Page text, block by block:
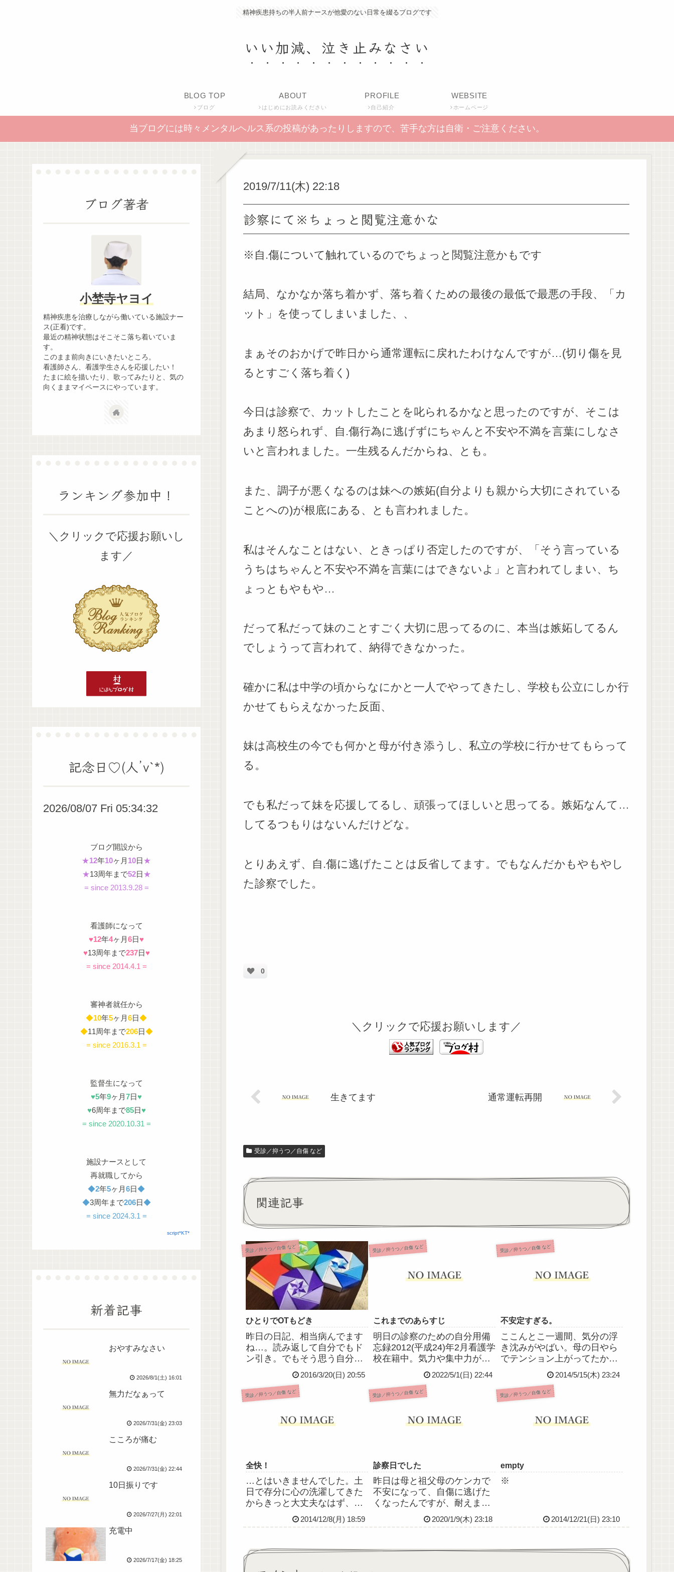
精神疾患持ちの半人前ナースが他愛のない日常を綴るブログです
いい加減、泣き止みなさい
BLOG TOP
ブログ
ABOUT
はじめにお読みください
PROFILE
自己紹介
WEBSITE
ホームページ
当ブログには時々メンタルヘルス系の投稿があったりしますので、苦手な方は自衛・ご注意ください。
2019/7/11(木) 22:18
診察にて※ちょっと閲覧注意かな
※自.傷について触れているのでちょっと閲覧注意かもです
結局、なかなか落ち着かず、落ち着くための最後の最低で最悪の手段、「カ
ット」を使ってしまいました、、
まぁそのおかげで昨日から通常運転に戻れたわけなんですが…(切り傷を見
るとすごく落ち着く)
今日は診察で、カットしたことを叱られるかなと思ったのですが、そこは
あまり怒られず、自.傷行為に逃げずにちゃんと不安や不満を言葉にしなさ
いと言われました。一生残るんだからね、とも。
また、調子が悪くなるのは妹への嫉妬(自分よりも親から大切にされている
ことへの)が根底にある、とも言われました。
私はそんなことはない、ときっぱり否定したのですが、「そう言っている
うちはちゃんと不安や不満を言葉にはできないよ」と言われてしまい、ち
ょっともやもや…
だって私だって妹のことすごく大切に思ってるのに、本当は嫉妬してるん
でしょうって言われて、納得できなかった。
確かに私は中学の頃からなにかと一人でやってきたし、学校も公立にしか行
かせてもらえなかった反面、
妹は高校生の今でも何かと母が付き添うし、私立の学校に行かせてもらって
る。
でも私だって妹を応援してるし、頑張ってほしいと思ってる。嫉妬なんて…
してるつもりはないんだけどな。
とりあえず、自.傷に逃げたことは反省してます。でもなんだかもやもやし
た診察でした。
0
＼クリックで応援お願いします／
生きてます 通常運転再開
受診／抑うつ／自傷 など
関連記事
受診／抑うつ／自傷 など
ひとりでOTもどき
昨日の日記、相当病んでます
ね…。読み返して自分でもド
ン引き。でもそう思う自分も
いるんだなってことで、消さ
ずに残しておきます。ご理解
ください。けれど、愛に飢え
ているのは、本当。寂しくて
しんどくてしんどくて仕方な
2016/3/20(日) 20:55
受診／抑うつ／自傷 など
これまでのあらすじ
明日の診察のための自分用備
忘録2012(平成24)年2月看護学
校在籍中。気力や集中力がな
くなり成績が落ち、落ち込み
や希死念慮など自覚症状を感
じはじめる。2012(平成24)年5
月自分の生きる意味を全否定
2012(平成...
2022/5/1(日) 22:44
受診／抑うつ／自傷 など
不安定すぎる。
ここんとこ一週間、気分の浮
き沈みがやばい。母の日やら
でテンション上がってたかと
思えば月曜から今日まで連日
の感情失禁。「流涙」なんて
もんじゃなくまさに「啼
泣」。乳幼児の如く泣きわめ
「待合室に聞こえるから静か
2014/5/15(木) 23:24
受診／抑うつ／自傷 など
全快！
…とはいきませんでした。土
日で存分に心の洗濯してきた
からきっと大丈夫なはず、と
出勤したのですが。朝の薬を
飲み忘れたことに気付いて動
ふたして凹み、抑うつ状態に
なってしまいました。午前は
自分を騙し騙しやりきったの
2014/12/8(月) 18:59
受診／抑うつ／自傷 など
診察日でした
昨日は母と祖父母のケンカで
不安になって、自傷に逃げた
くなったんですが、耐えまし
た。今年の目標の#1ですから
ね💦ちなみに母と祖父母はま
はまだ不穏です。今日は診察
2020/1/9(木) 23:18
受診／抑うつ／自傷 など
empty
※
2014/12/21(日) 23:10
ブログ著者
小埜寺ヤヨイ
精神疾患を治療しながら働いている施設ナー
ス(正看)です。
最近の精神状態はそこそこ落ち着いていま
す。
このまま前向きにいきたいところ。
看護師さん、看護学生さんを応援したい！
たまに絵を描いたり、歌ってみたりと、気の
向くままマイペースにやっています。
ランキング参加中！
＼クリックで応援お願いし
ます／
記念日♡(人’v`*)
2026/08/07 Fri 05:34:33
ブログ開設から
★12年10ヶ月 10日★
★13周年まで52日★
= since 2013.9.28 =
看護師になって
♥12年4ヶ月6日♥
♥13周年まで237日♥
= since 2014.4.1 =
審神者就任から
◆10年5ヶ月6日◆
◆11周年まで206日◆
= since 2016.3.1 =
監督生になって
♥5年9ヶ月7日♥
♥6周年まで85日♥
= since 2020.10.31 =
施設ナースとして
再就職してから
◆2年5ヶ月6日◆
◆3周年まで206日◆
= since 2024.3.1 =
script*KT*
新着記事
おやすみなさい
2026/8/1(土) 16:01
無力だなぁって
2026/7/31(金) 23:03
こころが痛む
2026/7/31(金) 22:44
10日振りです
2026/7/27(月) 22:01
充電中
2026/7/17(金) 18:25